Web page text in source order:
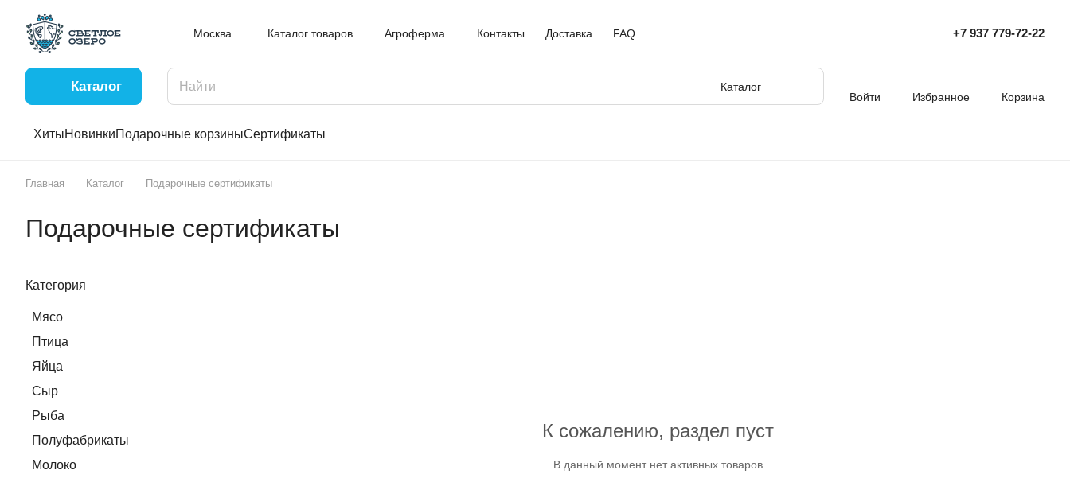
Москва Каталог товаров Агроферма Контакты Доставка FAQ +7 937 779‑72‑22
Каталог
Каталог
Войти
Избранное Корзина
ХитыНовинкиПодарочные корзиныСертификаты
Главная Каталог Подарочные сертификаты
Подарочные сертификаты
К сожалению, раздел пуст
В данный момент нет активных товаров
Категория
Мясо
Птица
Яйца
Сыр
Рыба
Полуфабрикаты
Молоко